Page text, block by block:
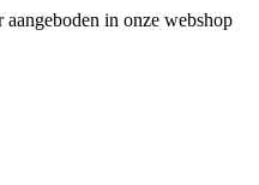
in onze webshop